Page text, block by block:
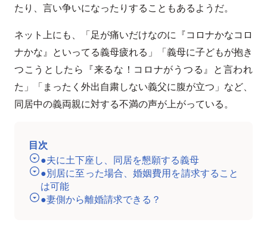
たり、言い争いになったりすることもあるようだ。
ネット上にも、「足が痛いだけなのに『コロナかなコロ
ナかな』といってる義母疲れる」「義母に子どもが抱き
つこうとしたら『来るな！コロナがうつる』と言われ
た」「まったく外出自粛しない義父に腹が立つ」など、
同居中の義両親に対する不満の声が上がっている。
目次
●夫に土下座し、同居を懇願する義母
●別居に至った場合、婚姻費用を請求すること
は可能
●妻側から離婚請求できる？